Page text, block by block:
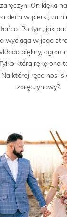
On klęka
dech w piersi, za
Po tym, jak
wyciąga w jego
piękny,
którą rękę ona
której ręce nosi
zaręczynowy?